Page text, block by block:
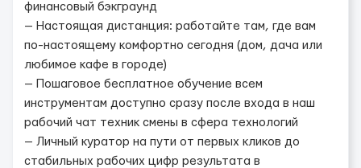
финансовый бэкграунд
— Настоящая дистанция: работайте там, где вам
по-настоящему комфортно сегодня (дом, дача или
любимое кафе в городе)
— Пошаговое бесплатное обучение всем
инструментам доступно сразу после входа в наш
рабочий чат техник смены в сфера технологий
— Личный куратор на пути от первых кликов до
стабильных рабочих цифр результата в